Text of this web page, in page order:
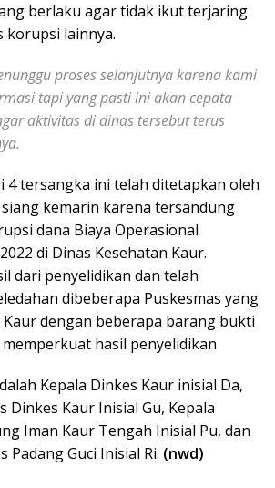
berlaku agar tidak ikut terjaring
korupsi lainnya.
proses selanjutnya karena kami
tapi yang pasti ini akan cepata
aktivitas di dinas tersebut terus
4 tersangka ini telah ditetapkan oleh
kemarin karena tersandung
dana Biaya Operasional
di Dinas Kesehatan Kaur.
dari penyelidikan dan telah
dibeberapa Puskesmas yang
Kaur dengan beberapa barang bukti
hasil penyelidikan
Kepala Dinkes Kaur inisial Da,
Dinkes Kaur Inisial Gu, Kepala
Iman Kaur Tengah Inisial Pu, dan
Padang Guci Inisial Ri. (nwd)